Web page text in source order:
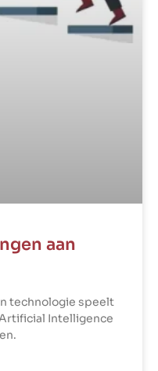
aan
technologie speelt
Intelligence